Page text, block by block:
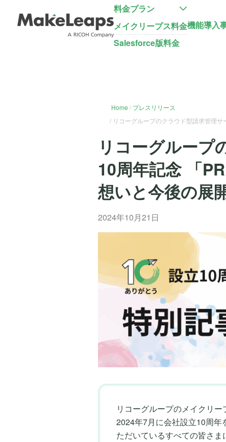
料金プラン
メイクリープス料金
Salesforce版料金
機能導入
Home
プレスリリース
リコーグループのクラウド型請求管理
リコーグループ
10周年記念 「
想いと今後の展
2024年10月21日
リコーグループのメイクリ
2024年7月に会社設立10周
ただいているすべての皆さ